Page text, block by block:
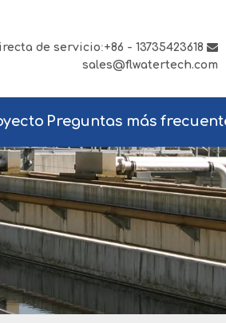
de servicio:+86 - 13735423618 
sales@flwatertech.com
Preguntas más